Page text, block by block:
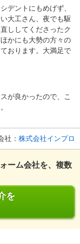
デントにもめげず、
大工さん、夜でも駆
ししてくださったク
かにも大勢の方々の
おります。大満足で
が良かったので、こ
社： 株式会社インプロ
ーム会社を、複数
を